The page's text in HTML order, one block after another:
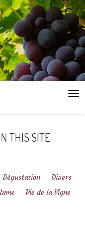
THIS SITE
Dégustation
Divers
Vie de la Vigne